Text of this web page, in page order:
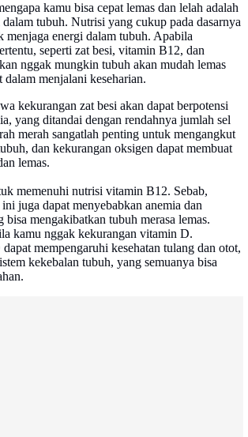
kamu bisa cepat lemas dan lelah adalah
tubuh. Nutrisi yang cukup pada dasarnya
menjaga energi dalam tubuh. Apabila
seperti zat besi, vitamin B12, dan
nggak mungkin tubuh akan mudah lemas
dalam menjalani keseharian.
kekurangan zat besi akan dapat berpotensi
yang ditandai dengan rendahnya jumlah sel
merah sangatlah penting untuk mengangkut
dan kekurangan oksigen dapat membuat
lemas.
memenuhi nutrisi vitamin B12. Sebab,
juga dapat menyebabkan anemia dan
bisa mengakibatkan tubuh merasa lemas.
kamu nggak kekurangan vitamin D.
mempengaruhi kesehatan tulang dan otot,
kekebalan tubuh, yang semuanya bisa